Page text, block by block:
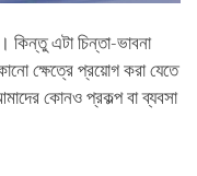
কিন্তু এটা চিন্তা-ভাবনা
ক্ষেত্রে প্রয়োগ করা যেতে
কোনও প্রকল্প বা ব্যবসা